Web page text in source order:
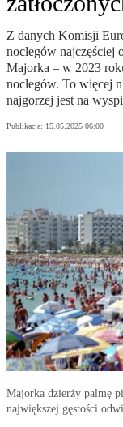
Z danych Komisji
noclegów najczęściej
Majorka – w 2023
noclegów. To więcej
najgorzej jest na
Publikacja: 15.05.2025 06:00
Majorka dzierży palmę
największej gęstości